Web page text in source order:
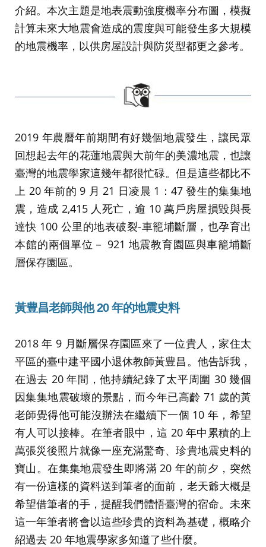
介紹。本次主題是地表震動強度機率分布圖，模擬
計算未來大地震會造成的震度與可能發生多大規模
的地震機率，以供房屋設計與防災型都更之參考。
2019 年農曆年前期間有好幾個地震發生，讓民眾
回想起去年的花蓮地震與大前年的美濃地震，也讓
臺灣的地震學家這幾年都很忙碌。但是這些都比不
上 20 年前的 9 月 21 日凌晨 1：47 發生的集集地
震，造成 2,415 人死亡，逾 10 萬戶房屋損毀與長
達快 100 公里的地表破裂-車籠埔斷層，也孕育出
本館的兩個單位－ 921 地震教育園區與車籠埔斷
層保存園區。
黃豊昌老師與他 20 年的地震史料
2018 年 9 月斷層保存園區來了一位貴人，家住太
平區的臺中建平國小退休教師黃豊昌。他告訴我，
在過去 20 年間，他持續紀錄了太平周圍 30 幾個
因集集地震破壞的景點，而今年已高齡 71 歲的黃
老師覺得他可能沒辦法在繼續下一個 10 年，希望
有人可以接棒。在筆者眼中，這 20 年中累積的上
萬張災後照片就像一座充滿驚奇、珍貴地震史料的
寶山。在集集地震發生即將滿 20 年的前夕，突然
有一份這樣的資料送到筆者的面前，老天爺大概是
希望借筆者的手，提醒我們體悟臺灣的宿命。未來
這一年筆者將會以這些珍貴的資料為基礎，概略介
紹過去 20 年地震學家多知道了些什麼。